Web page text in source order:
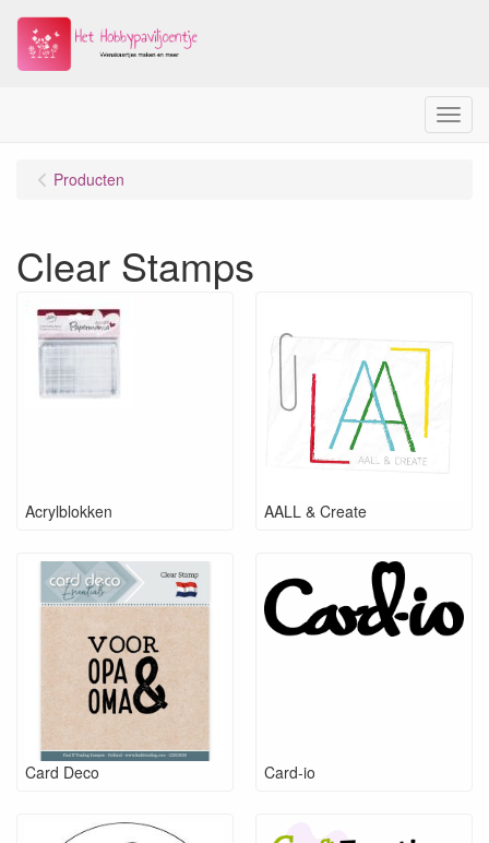
Menu
Producten
Clear Stamps
Acrylblokken AALL & Create
Card Deco Card-io